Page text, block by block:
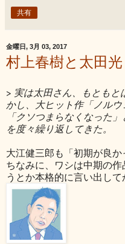
共有
金曜日, 3月 03, 2017
村上春樹と太田光
> 実は太田さん、もともと
かし、大ヒット作「ノル
「クソつまらなくなった
を度々繰り返してきた。
大江健三郎も「初期が良か
ちなみに、ワシは中期の
うとか本格的に言い出して